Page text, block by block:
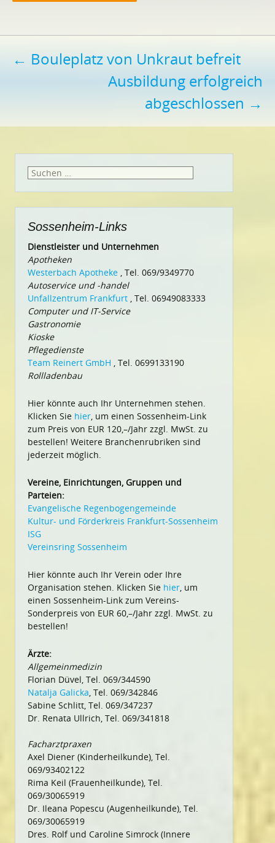
Beitragsnavigation
← Bouleplatz von Unkraut befreit
Ausbildung erfolgreich
abgeschlossen →
Suchen
Sossenheim-Links
Dienstleister und Unternehmen
Apotheken
Westerbach Apotheke , Tel. 069/9349770
Autoservice und -handel
Unfallzentrum Frankfurt , Tel. 06949083333
Computer und IT-Service
Gastronomie
Kioske
Pflegedienste
Team Reinert GmbH , Tel. 0699133190
Rollladenbau
Hier könnte auch Ihr Unternehmen stehen.
Klicken Sie hier, um einen Sossenheim-Link
zum Preis von EUR 120,–/Jahr zzgl. MwSt. zu
bestellen! Weitere Branchenrubriken sind
jederzeit möglich.
Vereine, Einrichtungen, Gruppen und
Parteien:
Evangelische Regenbogengemeinde
Kultur- und Förderkreis Frankfurt-Sossenheim
ISG
Vereinsring Sossenheim
Hier könnte auch Ihr Verein oder Ihre
Organisation stehen. Klicken Sie hier, um
einen Sossenheim-Link zum Vereins-
Sonderpreis von EUR 60,–/Jahr zzgl. MwSt. zu
bestellen!
Ärzte:
Allgemeinmedizin
Florian Düvel, Tel. 069/344590
Natalja Galicka, Tel. 069/342846
Sabine Schlitt, Tel. 069/347237
Dr. Renata Ullrich, Tel. 069/341818
Facharztpraxen
Axel Diener (Kinderheilkunde), Tel.
069/93402122
Rima Keil (Frauenheilkunde), Tel.
069/30065919
Dr. Ileana Popescu (Augenheilkunde), Tel.
069/30065919
Dres. Rolf und Caroline Simrock (Innere